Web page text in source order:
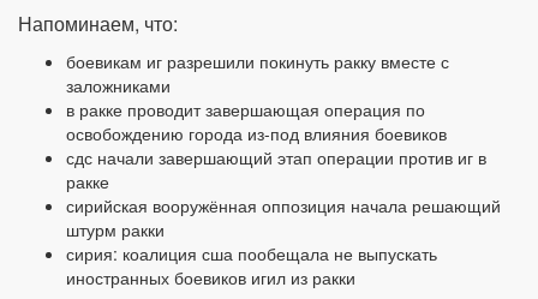
Напоминаем, что:
боевикам иг разрешили покинуть ракку вместе с
заложниками
в ракке проводит завершающая операция по
освобождению города из-под влияния боевиков
сдс начали завершающий этап операции против иг в
ракке
сирийская вооружённая оппозиция начала решающий
штурм ракки
сирия: коалиция сша пообещала не выпускать
иностранных боевиков игил из ракки